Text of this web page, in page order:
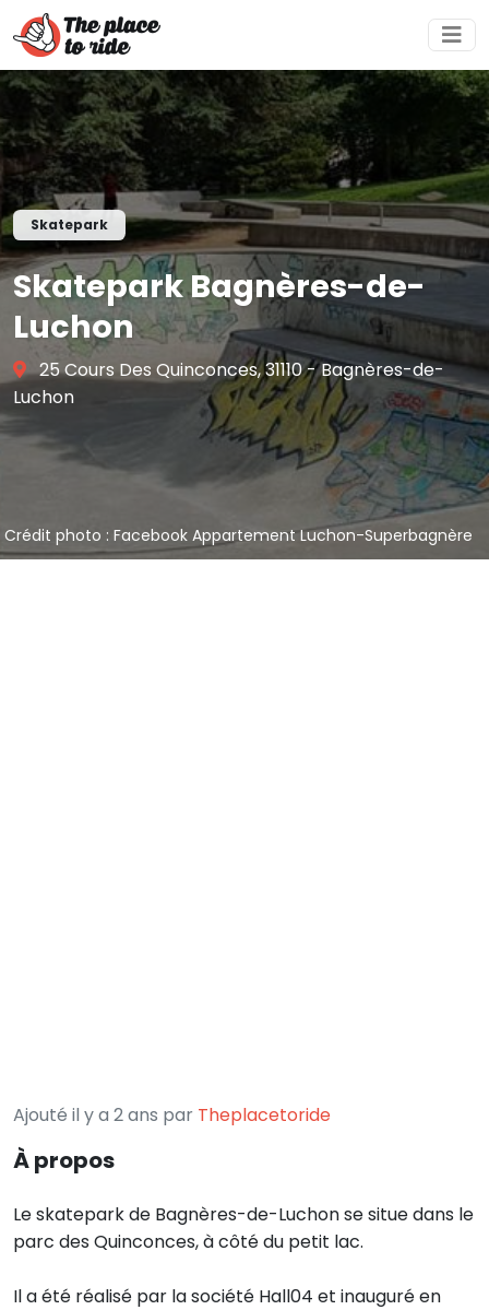
Skatepark
Skatepark Bagnères-de-
Luchon
25 Cours Des Quinconces, 31110 - Bagnères-de-
Luchon
Crédit photo : Facebook Appartement Luchon-Superbagnère
Ajouté il y a 2 ans par Theplacetoride
À propos
Le skatepark de Bagnères-de-Luchon se situe dans le
parc des Quinconces, à côté du petit lac.
Il a été réalisé par la société Hall04 et inauguré en